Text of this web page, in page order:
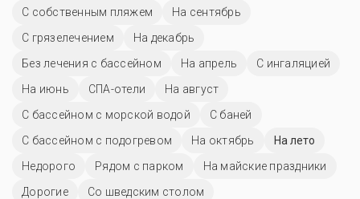
С собственным пляжем
На сентябрь
С грязелечением
На декабрь
Без лечения с бассейном
На апрель
С ингаляцией
На июнь
СПА-отели
На август
С бассейном с морской водой
С баней
С бассейном с подогревом
На октябрь
На лето
Недорого
Рядом с парком
На майские праздники
Дорогие
Со шведским столом